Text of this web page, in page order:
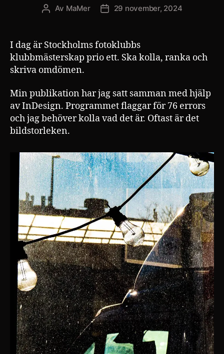
Inläggsförfattare
Av MaMer Inläggsdatum
29 november, 2024
I dag är Stockholms fotoklubbs
klubbmästerskap prio ett. Ska kolla, ranka och
skriva omdömen.
Min publikation har jag satt samman med hjälp
av InDesign. Programmet flaggar för 76 errors
och jag behöver kolla vad det är. Oftast är det
bildstorleken.